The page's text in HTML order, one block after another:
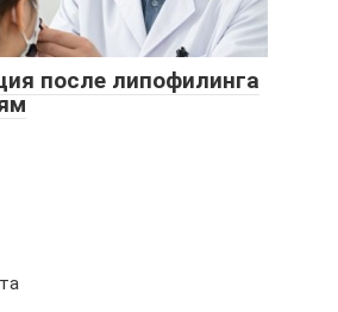
после липофилинга